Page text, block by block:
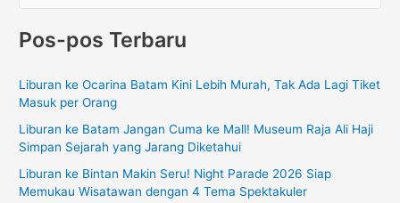
r
u
n
t
k
Pos-pos Terbaru
Liburan ke Ocarina Batam Kini Lebih Murah, Tak Ada Lagi Tiket
Masuk per Orang
Liburan ke Batam Jangan Cuma ke Mall! Museum Raja Ali Haji
Simpan Sejarah yang Jarang Diketahui
Liburan ke Bintan Makin Seru! Night Parade 2026 Siap
Memukau Wisatawan dengan 4 Tema Spektakuler